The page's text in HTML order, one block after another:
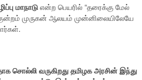
மாநாடுஎன்ற பெயரில் “தரைக்கு மேல்
முருகன் ஆலயம் முன்னிலையிலேயே
சொல்லி வருகிறது தமிழக அரசின் இந்து